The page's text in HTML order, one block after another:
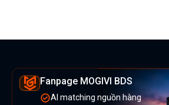
Fanpage MOGIVI BDS
AI matching nguồn hàng